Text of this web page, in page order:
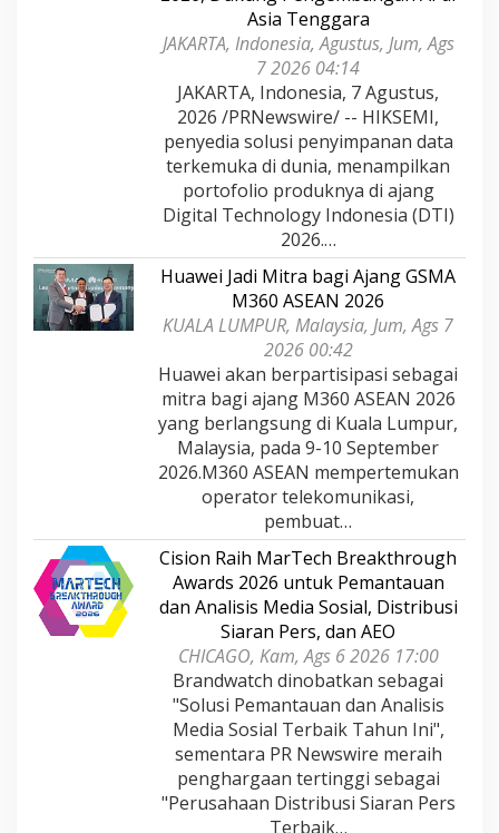
Asia Tenggara
JAKARTA, Indonesia, Agustus, Jum, Ags
7 2026 04:14
JAKARTA, Indonesia, 7 Agustus,
2026 /PRNewswire/ -- HIKSEMI,
penyedia solusi penyimpanan data
terkemuka di dunia, menampilkan
portofolio produknya di ajang
Digital Technology Indonesia (DTI)
2026.…
Huawei Jadi Mitra bagi Ajang GSMA
M360 ASEAN 2026
KUALA LUMPUR, Malaysia, Jum, Ags 7
2026 00:42
Huawei akan berpartisipasi sebagai
mitra bagi ajang M360 ASEAN 2026
yang berlangsung di Kuala Lumpur,
Malaysia, pada 9-10 September
2026.M360 ASEAN mempertemukan
operator telekomunikasi,
pembuat…
Cision Raih MarTech Breakthrough
Awards 2026 untuk Pemantauan
dan Analisis Media Sosial, Distribusi
Siaran Pers, dan AEO
CHICAGO, Kam, Ags 6 2026 17:00
Brandwatch dinobatkan sebagai
"Solusi Pemantauan dan Analisis
Media Sosial Terbaik Tahun Ini",
sementara PR Newswire meraih
penghargaan tertinggi sebagai
"Perusahaan Distribusi Siaran Pers
Terbaik…